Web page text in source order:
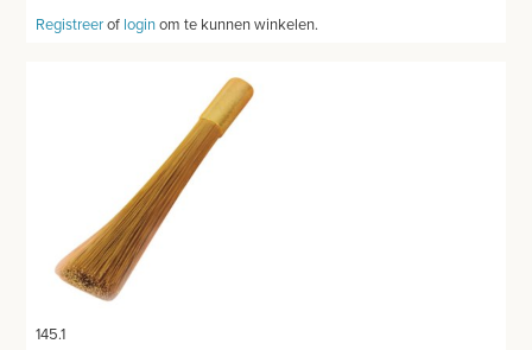
APPARATUUR EN DIAGNOSE
VERBRUIKSMATERIAAL
MEUBILAIR - INSTALLATIEMATERIAAL
INSTRUMENTEN - INOX GERIEF
Registreerof loginom te kunnen winkelen.
145.1